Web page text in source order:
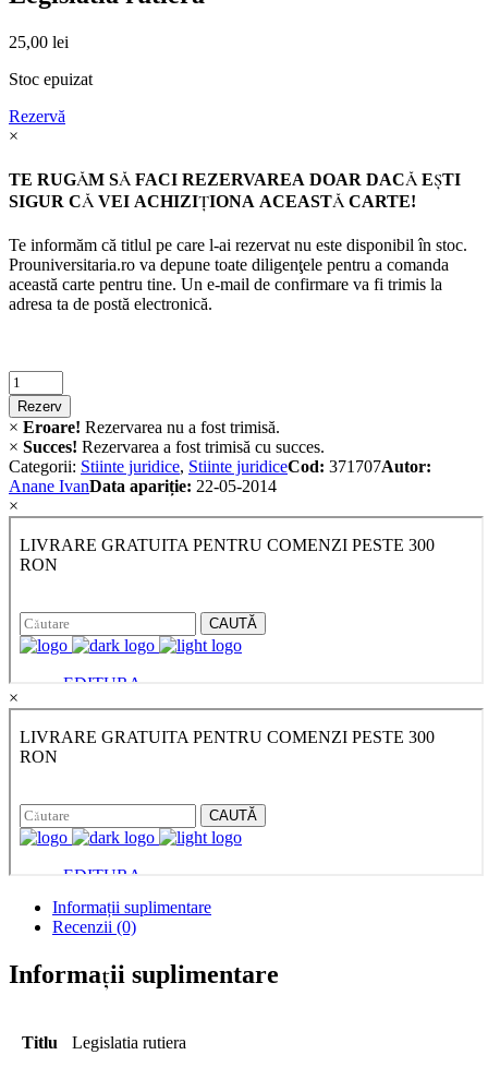
25,00 lei
Stoc epuizat
Rezervă
×
TE RUGĂM SĂ FACI REZERVAREA DOAR DACĂ EŞTI
SIGUR CĂ VEI ACHIZIŢIONA ACEASTĂ CARTE!
Te informăm că titlul pe care l-ai rezervat nu este disponibil în stoc.
Prouniversitaria.ro va depune toate diligenţele pentru a comanda
această carte pentru tine. Un e-mail de confirmare va fi trimis la
adresa ta de postă electronică.
Criminalistica
quantity
Rezerv
× Eroare! Rezervarea nu a fost trimisă.
× Succes! Rezervarea a fost trimisă cu succes.
Categorii: Stiinte juridice, Stiinte juridiceCod: 371707Autor:
Anane IvanData apariție: 22-05-2014
×
×
Informații suplimentare
Recenzii (0)
Informații suplimentare
Titlu Legislatia rutiera